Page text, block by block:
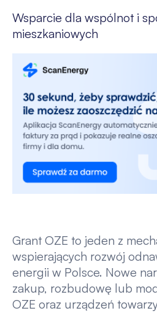
Wsparcie dla wspólnot i
mieszkaniowych
Grant OZE to jeden z
wspierających rozwój
energii w Polsce. Nowe
zakup, rozbudowę lub
OZE oraz urządzeń